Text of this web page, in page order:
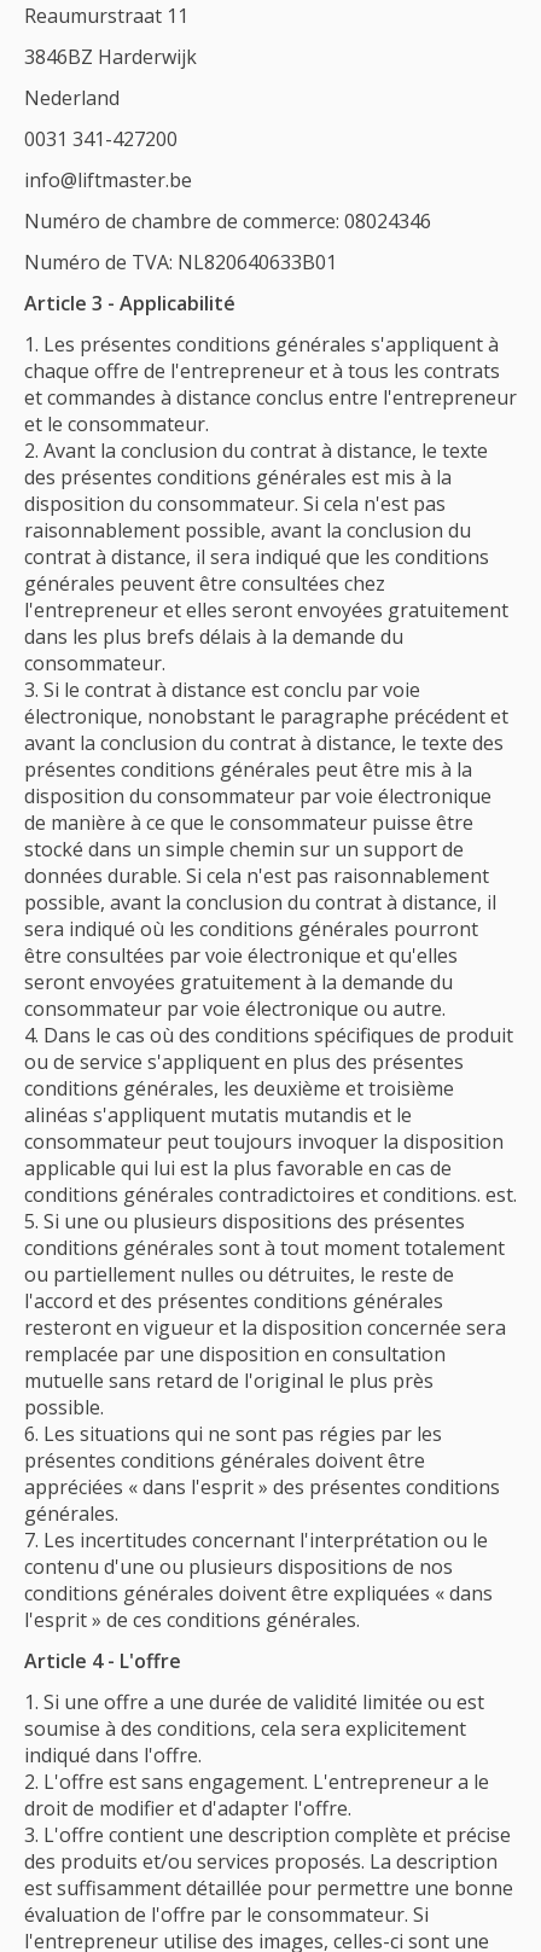
Reaumurstraat 11
3846BZ Harderwijk
Nederland
0031 341-427200
info@liftmaster.be
Numéro de chambre de commerce: 08024346
Numéro de TVA: NL820640633B01
Article 3 - Applicabilité
Les présentes conditions générales s'appliquent à
chaque offre de l'entrepreneur et à tous les contrats
et commandes à distance conclus entre l'entrepreneur
et le consommateur.
Avant la conclusion du contrat à distance, le texte
des présentes conditions générales est mis à la
disposition du consommateur. Si cela n'est pas
raisonnablement possible, avant la conclusion du
contrat à distance, il sera indiqué que les conditions
générales peuvent être consultées chez
l'entrepreneur et elles seront envoyées gratuitement
dans les plus brefs délais à la demande du
consommateur.
Si le contrat à distance est conclu par voie
électronique, nonobstant le paragraphe précédent et
avant la conclusion du contrat à distance, le texte des
présentes conditions générales peut être mis à la
disposition du consommateur par voie électronique
de manière à ce que le consommateur puisse être
stocké dans un simple chemin sur un support de
données durable. Si cela n'est pas raisonnablement
possible, avant la conclusion du contrat à distance, il
sera indiqué où les conditions générales pourront
être consultées par voie électronique et qu'elles
seront envoyées gratuitement à la demande du
consommateur par voie électronique ou autre.
Dans le cas où des conditions spécifiques de produit
ou de service s'appliquent en plus des présentes
conditions générales, les deuxième et troisième
alinéas s'appliquent mutatis mutandis et le
consommateur peut toujours invoquer la disposition
applicable qui lui est la plus favorable en cas de
conditions générales contradictoires et conditions. est.
Si une ou plusieurs dispositions des présentes
conditions générales sont à tout moment totalement
ou partiellement nulles ou détruites, le reste de
l'accord et des présentes conditions générales
resteront en vigueur et la disposition concernée sera
remplacée par une disposition en consultation
mutuelle sans retard de l'original le plus près
possible.
Les situations qui ne sont pas régies par les
présentes conditions générales doivent être
appréciées « dans l'esprit » des présentes conditions
générales.
Les incertitudes concernant l'interprétation ou le
contenu d'une ou plusieurs dispositions de nos
conditions générales doivent être expliquées « dans
l'esprit » de ces conditions générales.
Article 4 - L'offre
Si une offre a une durée de validité limitée ou est
soumise à des conditions, cela sera explicitement
indiqué dans l'offre.
L'offre est sans engagement. L'entrepreneur a le
droit de modifier et d'adapter l'offre.
L'offre contient une description complète et précise
des produits et/ou services proposés. La description
est suffisamment détaillée pour permettre une bonne
évaluation de l'offre par le consommateur. Si
l'entrepreneur utilise des images, celles-ci sont une